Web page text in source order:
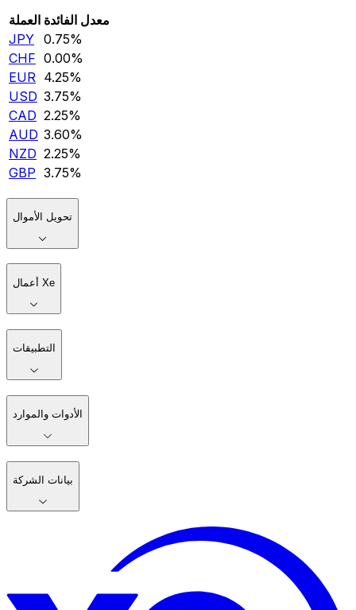
العملة معدل الفائدة
JPY 0.75‎%‎
CHF 0.00‎%‎
EUR 4.25‎%‎
USD 3.75‎%‎
CAD 2.25‎%‎
AUD 3.60‎%‎
NZD 2.25‎%‎
GBP 3.75‎%‎
تحويل الأموال
أعمال Xe
التطبيقات
الأدوات والموارد
بيانات الشركة